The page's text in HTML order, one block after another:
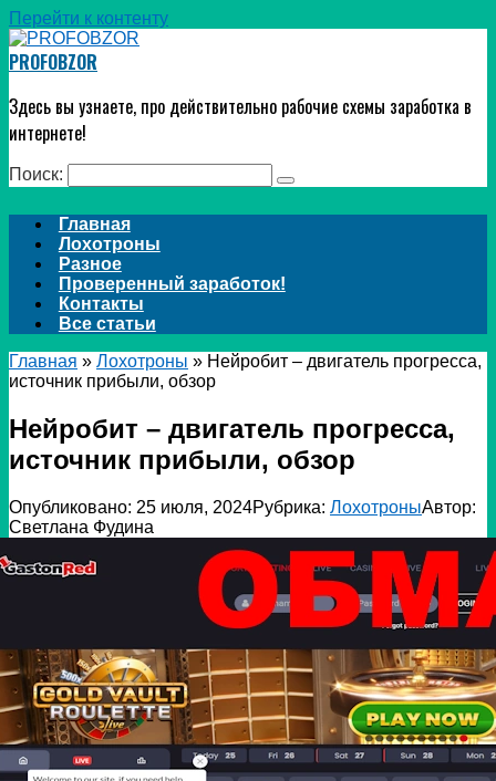
Перейти к контенту
PROFOBZOR
Здесь вы узнаете, про действительно рабочие схемы заработка в
интернете!
Поиск:
Главная
Лохотроны
Разное
Проверенный заработок!
Контакты
Все статьи
Главная » Лохотроны » Нейробит – двигатель прогресса,
источник прибыли, обзор
Нейробит – двигатель прогресса,
источник прибыли, обзор
Опубликовано: 25 июля, 2024Рубрика: ЛохотроныАвтор:
Светлана Фудина